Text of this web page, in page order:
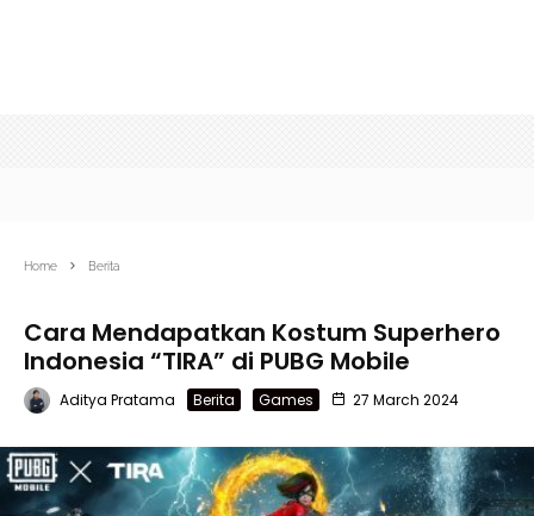
Home Berita
Cara Mendapatkan Kostum Superhero
Indonesia “TIRA” di PUBG Mobile
Aditya Pratama Berita Games 27 March 2024